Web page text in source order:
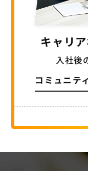
キャリ
入社後
コミュニテ